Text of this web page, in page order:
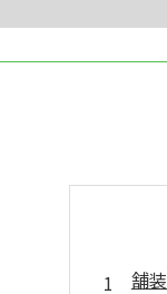
舗